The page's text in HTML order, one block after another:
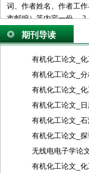
词、作者姓名、作者工
市邮编）等内容一份。 2
者简介按下列格式： 基
（编号） 作者简介：姓
性别，民族（汉族可省略
言部分和正文部分，正
字分级编号法，一般用
注明图序和图名。表格
格上方应注明表序和表名
主要的、发表在正式出
他相关注释可用脚注在
献的著录应执行国家标准
期刊导读
有机化工论文_
有机化工论文_
有机化工论文_
有机化工论文_
有机化工论文_
有机化工论文_
无线电电子学论
有机化工论文_